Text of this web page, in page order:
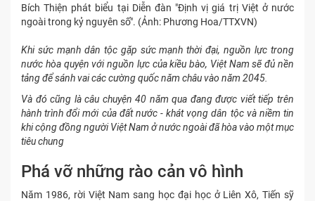
Bích Thiện phát biểu tại Diễn đàn "Định vị giá trị Việt ở nước
ngoài trong kỷ nguyên số". (Ảnh: Phương Hoa/TTXVN)
Khi sức mạnh dân tộc gặp sức mạnh thời đại, nguồn lực trong
nước hòa quyện với nguồn lực của kiều bào, Việt Nam sẽ đủ nền
tảng để sánh vai các cường quốc năm châu vào năm 2045.
Và đó cũng là câu chuyện 40 năm qua đang được viết tiếp trên
hành trình đổi mới của đất nước - khát vọng dân tộc và niềm tin
khi cộng đồng người Việt Nam ở nước ngoài đã hòa vào một mục
tiêu chung
Phá vỡ những rào cản vô hình
Năm 1986, rời Việt Nam sang học đại học ở Liên Xô, Tiến sỹ